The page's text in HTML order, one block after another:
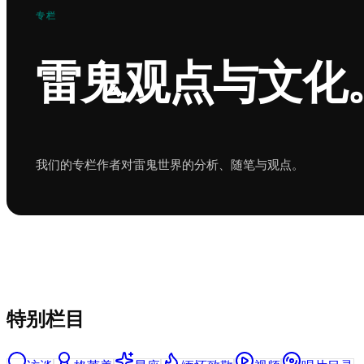
专栏
雷鬼观点与文化
我们的专栏作者对雷鬼世界的分析、随笔与观点。
特别栏目